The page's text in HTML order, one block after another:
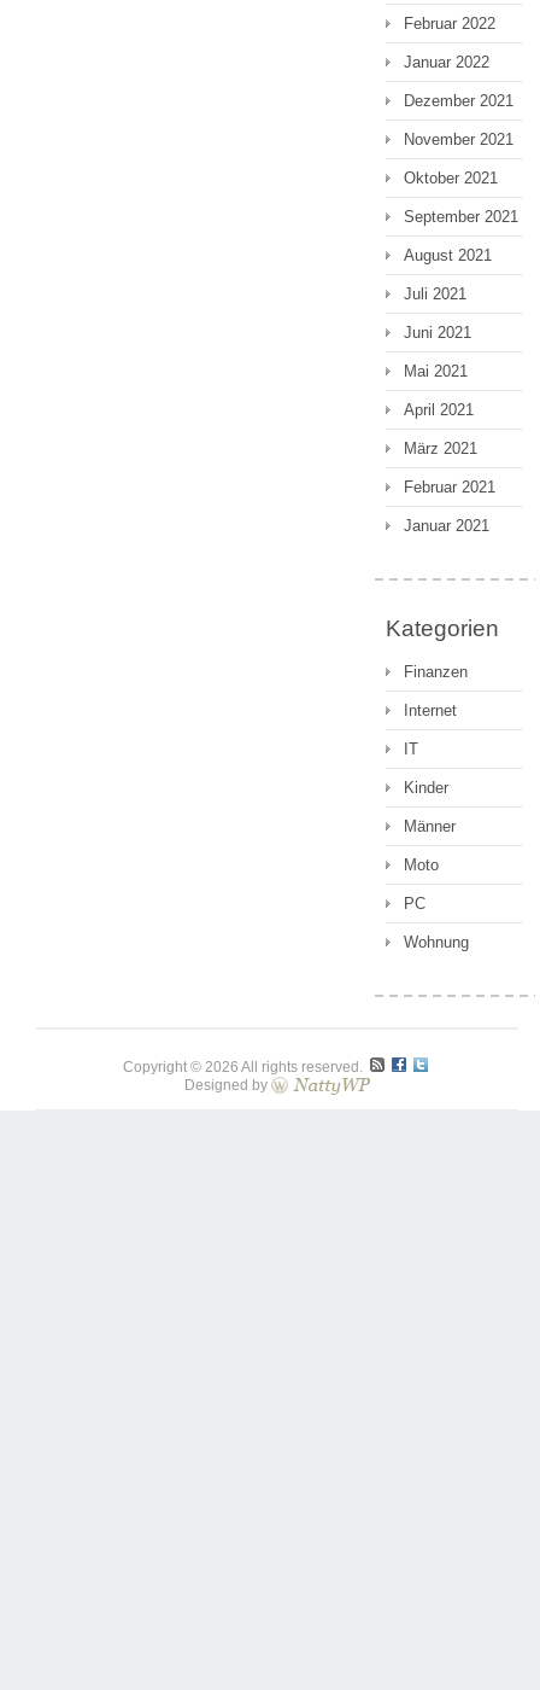
Februar 2022
Januar 2022
Dezember 2021
November 2021
Oktober 2021
September 2021
August 2021
Juli 2021
Juni 2021
Mai 2021
April 2021
März 2021
Februar 2021
Januar 2021
Kategorien
Finanzen
Internet
IT
Kinder
Männer
Moto
PC
Wohnung
Copyright © 2026 All rights reserved.
Designed by